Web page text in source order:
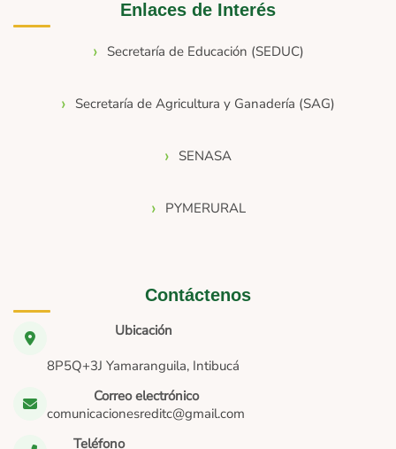
Enlaces de Interés
Secretaría de Educación (SEDUC)
Secretaría de Agricultura y Ganadería (SAG)
SENASA
PYMERURAL
Contáctenos
Ubicación
8P5Q+3J Yamaranguila, Intibucá
Correo electrónico
comunicacionesreditc@gmail.com
Teléfono